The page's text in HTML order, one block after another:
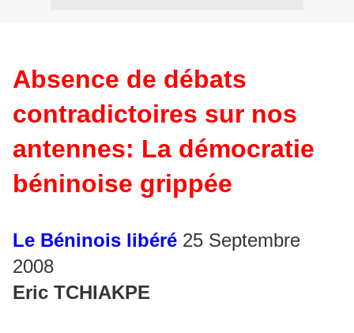
Absence de débats
contradictoires sur nos
antennes: La démocratie
béninoise grippée
Le Béninois libéré 25 Septembre
2008
Eric TCHIAKPE